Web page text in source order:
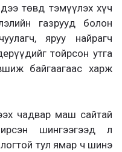
төвд тэмүүлэх хүч
газрууд болон
яруу найрагч
тойрсон утга
байгаагаас харж
чадвар маш сайтай
шингээгээд л
тул ямар ч шинэ